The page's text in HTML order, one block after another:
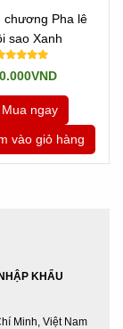
chương Pha lê
sao Xanh
Mua ngay
vào giỏ hàng
KHẨU
Minh, Việt Nam